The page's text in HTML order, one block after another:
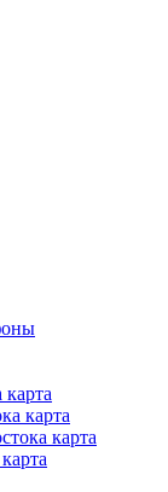
карта
карта